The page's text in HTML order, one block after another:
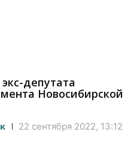
депутата
Новосибирской
22 сентября 2022, 13:12